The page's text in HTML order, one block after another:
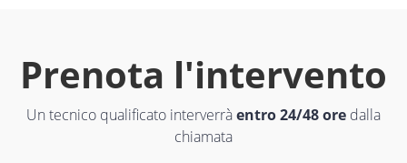
Prenota l'intervento
Un tecnico qualificato interverràentro 24/48 ore dalla
chiamata